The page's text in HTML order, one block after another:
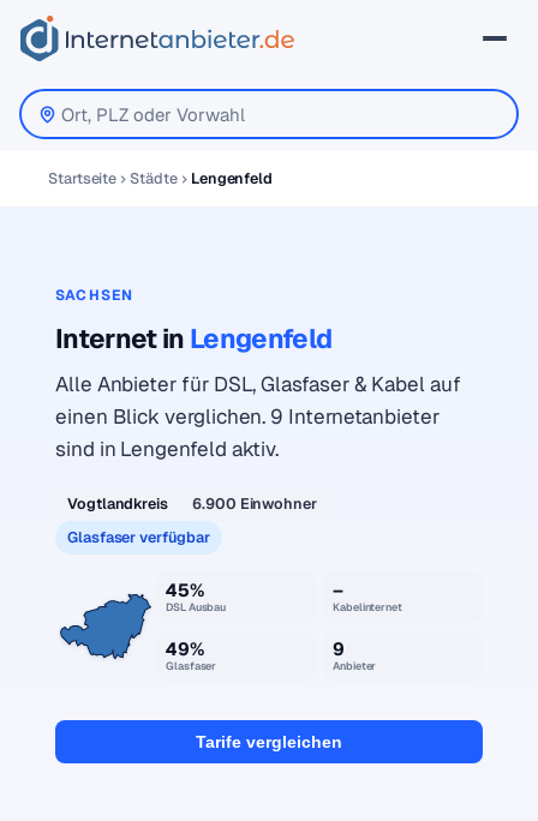
Startseite Städte Lengenfeld
SACHSEN
Internet in Lengenfeld
Alle Anbieter für DSL, Glasfaser & Kabel auf
einen Blick verglichen. 9 Internetanbieter
sind in Lengenfeld aktiv.
Vogtlandkreis
6.900 Einwohner
Glasfaser verfügbar
45%
DSL Ausbau
–
Kabelinternet
49%
Glasfaser
9
Anbieter
Tarife vergleichen